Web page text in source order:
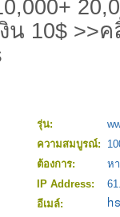
น 10$ >>
รุ่น:
ความสมบูรณ์:
ต้องการ:
ห
IP Address:
อีเมล์: